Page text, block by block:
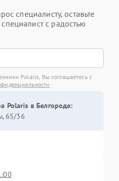
специалисту, оставьте
с радостью
Polaris, Вы соглашаетесь с
Polaris в Белгороде:
65/36